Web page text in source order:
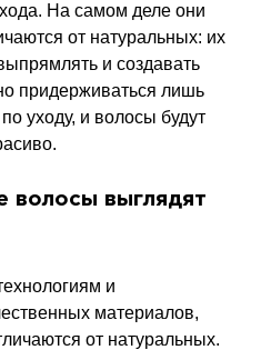
На самом деле они
от натуральных: их
и создавать
придерживаться лишь
уходу, и волосы будут
волосы выглядят
и
материалов,
от натуральных.